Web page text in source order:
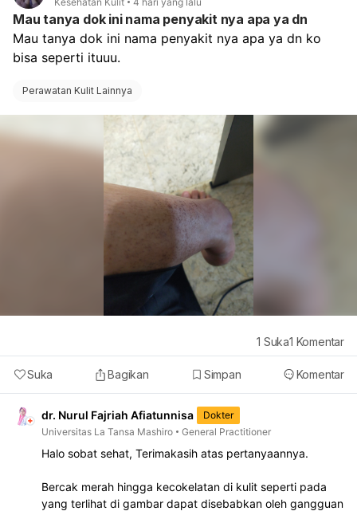
Mau tanya dok ini nama penyakit nya apa ya dn
Mau tanya dok ini nama penyakit nya apa ya dn ko
bisa seperti ituuu.
Perawatan Kulit Lainnya
Suka Bagikan Simpan Komentar
1 Suka1 Komentar
dr. Nurul Fajriah Afiatunnisa
Dokter
Universitas La Tansa Mashiro
General Practitioner
Halo sobat sehat, Terimakasih atas pertanyaannya.
Bercak merah hingga kecokelatan di kulit seperti pada
yang terlihat di gambar dapat disebabkan oleh gangguan